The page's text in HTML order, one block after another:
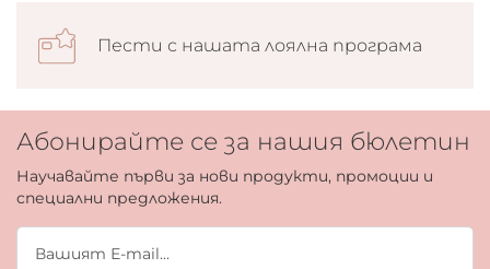
Пести с нашата лоялна програма
Абонирайте се за нашия бюлетин
Научавайте първи за нови продукти, промоции и
специални предложения.